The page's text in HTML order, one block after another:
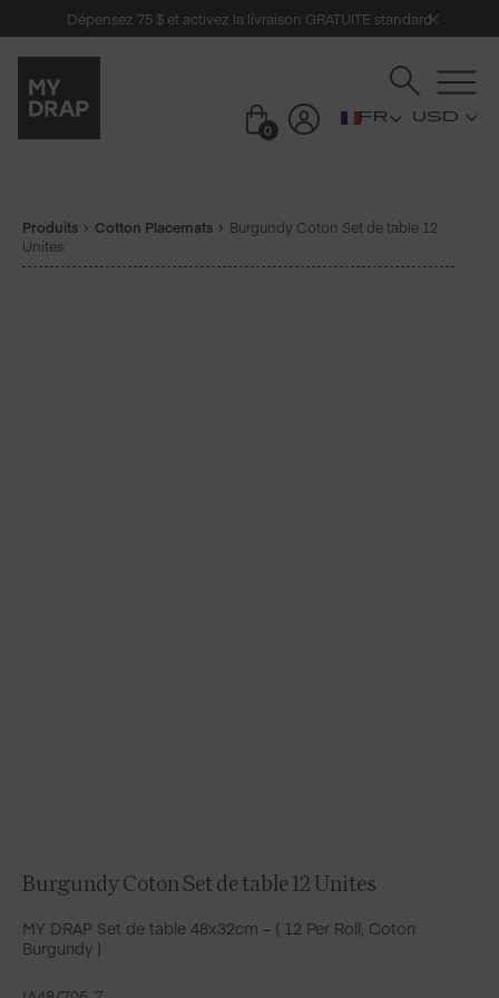
Dépensez 75 $ et activez la livraison GRATUITE standard
0
USD
Produits Cotton Placemats
Burgundy Coton Set de table 12
Unites
Burgundy Coton Set de table 12 Unites
MY DRAP Set de table 48x32cm – ( 12 Per Roll, Coton
Burgundy )